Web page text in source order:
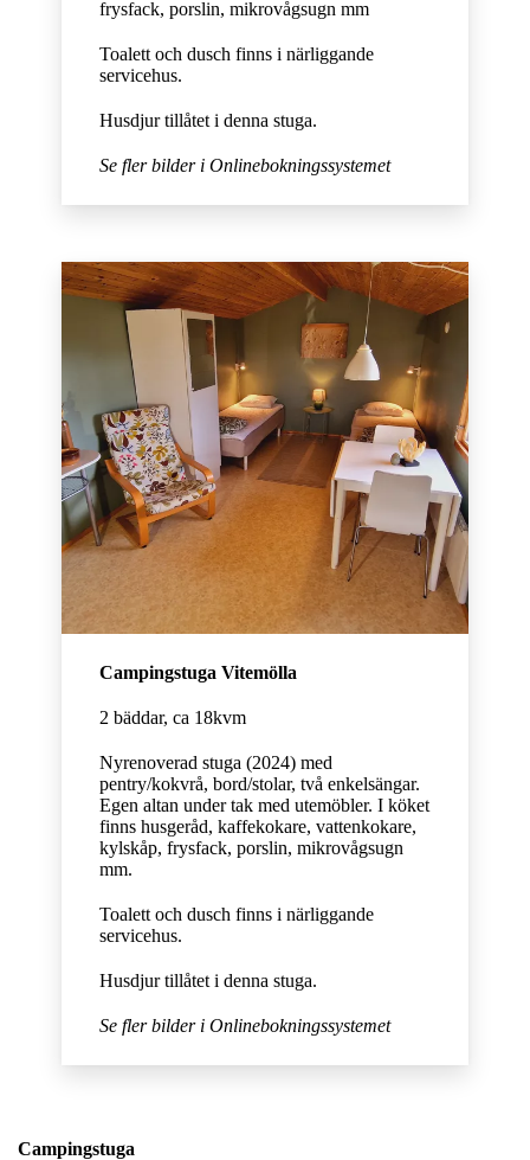
frysfack, porslin, mikrovågsugn mm
Toalett och dusch finns i närliggande
servicehus.
Husdjur tillåtet i denna stuga.
Se fler bilder i Onlinebokningssystemet
Campingstuga Vitemölla
2 bäddar, ca 18kvm
Nyrenoverad stuga (2024) med
pentry/kokvrå, bord/stolar, två enkelsängar.
Egen altan under tak med utemöbler. I köket
finns husgeråd, kaffekokare, vattenkokare,
kylskåp, frysfack, porslin, mikrovågsugn
mm.
Toalett och dusch finns i närliggande
servicehus.
Husdjur tillåtet i denna stuga.
Se fler bilder i Onlinebokningssystemet
Campingstuga